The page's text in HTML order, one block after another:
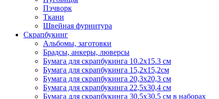
Пэчворк
Ткани
Швейная фурнитура
Скрапбукинг
Альбомы, заготовки
Брадсы, анкеры, люверсы
Бумага для скрапбукинга 10.2х15.3 см
Бумага для скрапбукинга 15,2х15,2см
Бумага для скрапбукинга 20,3х20,3 см
Бумага для скрапбукинга 22,5х30,4 см
Бумага для скрапбукинга 30,5х30,5 см в наборах